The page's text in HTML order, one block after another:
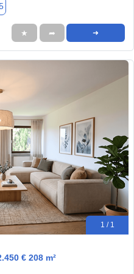
★ ➦ ➜
1 / 1
€ 208 m²